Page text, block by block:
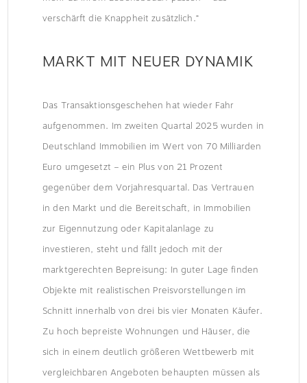
verschärft die Knappheit zusätzlich.“
MARKT MIT NEUER DYNAMIK
Das Transaktionsgeschehen hat wieder Fahr
aufgenommen. Im zweiten Quartal 2025 wurden in
Deutschland Immobilien im Wert von 70 Milliarden
Euro umgesetzt – ein Plus von 21 Prozent
gegenüber dem Vorjahresquartal. Das Vertrauen
in den Markt und die Bereitschaft, in Immobilien
zur Eigennutzung oder Kapitalanlage zu
investieren, steht und fällt jedoch mit der
marktgerechten Bepreisung: In guter Lage finden
Objekte mit realistischen Preisvorstellungen im
Schnitt innerhalb von drei bis vier Monaten Käufer.
Zu hoch bepreiste Wohnungen und Häuser, die
sich in einem deutlich größeren Wettbewerb mit
vergleichbaren Angeboten behaupten müssen als